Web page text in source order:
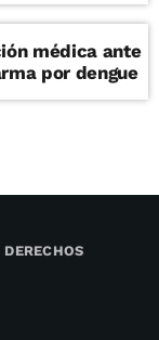
médica ante
por dengue